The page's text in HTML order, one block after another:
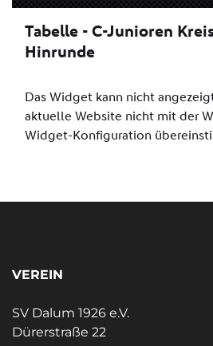
VEREIN
SV Dalum 1926 e.V.
Dürerstraße 22